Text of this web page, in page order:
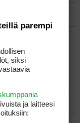
parempi
siksi
ja laitteesi